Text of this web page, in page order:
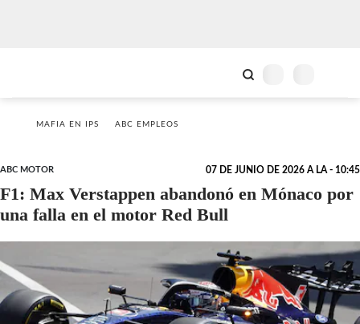
MAFIA EN IPS ABC EMPLEOS
ABC MOTOR 07 DE JUNIO DE 2026 A LA - 10:45
F1: Max Verstappen abandonó en Mónaco por
una falla en el motor Red Bull